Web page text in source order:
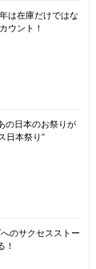
は在庫だけではな
ウント！
の日本のお祭りが
日本祭り”
のサクセスストー
！